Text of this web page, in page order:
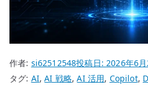
作者: si62512548投稿日:2026年6
タグ: AI,AI 戦略,AI 活用, Copilot,